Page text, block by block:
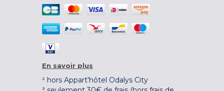
En savoir plus
² hors Appart'hôtel Odalys City